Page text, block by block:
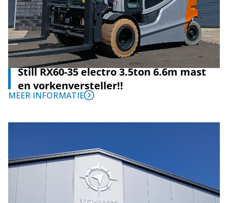
Still RX60-35 electro 3.5ton 6.6m mast
en vorkenversteller!!
MEER INFORMATIE